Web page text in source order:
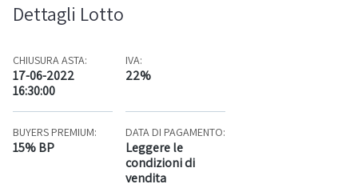
Dettagli Lotto
CHIUSURA ASTA:
17-06-2022
16:30:00
IVA:
22%
BUYERS PREMIUM:
15% BP
DATA DI PAGAMENTO:
Leggere le
condizioni di
vendita